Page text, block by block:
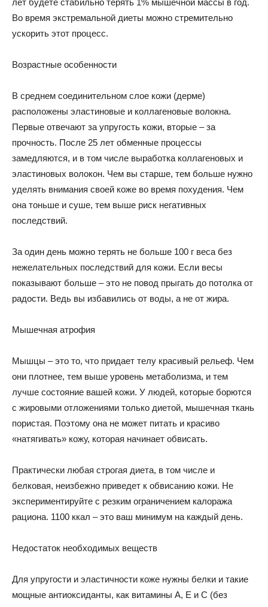
лет будете стабильно терять 1% мышечной массы в год.
Во время экстремальной диеты можно стремительно
ускорить этот процесс.
Возрастные особенности
В среднем соединительном слое кожи (дерме)
расположены эластиновые и коллагеновые волокна.
Первые отвечают за упругость кожи, вторые – за
прочность. После 25 лет обменные процессы
замедляются, и в том числе выработка коллагеновых и
эластиновых волокон. Чем вы старше, тем больше нужно
уделять внимания своей коже во время похудения. Чем
она тоньше и суше, тем выше риск негативных
последствий.
За один день можно терять не больше 100 г веса без
нежелательных последствий для кожи. Если весы
показывают больше – это не повод прыгать до потолка от
радости. Ведь вы избавились от воды, а не от жира.
Мышечная атрофия
Мышцы – это то, что придает телу красивый рельеф. Чем
они плотнее, тем выше уровень метаболизма, и тем
лучше состояние вашей кожи. У людей, которые борются
с жировыми отложениями только диетой, мышечная ткань
пористая. Поэтому она не может питать и красиво
«натягивать» кожу, которая начинает обвисать.
Практически любая строгая диета, в том числе и
белковая, неизбежно приведет к обвисанию кожи. Не
экспериментируйте с резким ограничением калоража
рациона. 1100 ккал – это ваш минимум на каждый день.
Недостаток необходимых веществ
Для упругости и эластичности коже нужны белки и такие
мощные антиоксиданты, как витамины А, Е и С (без